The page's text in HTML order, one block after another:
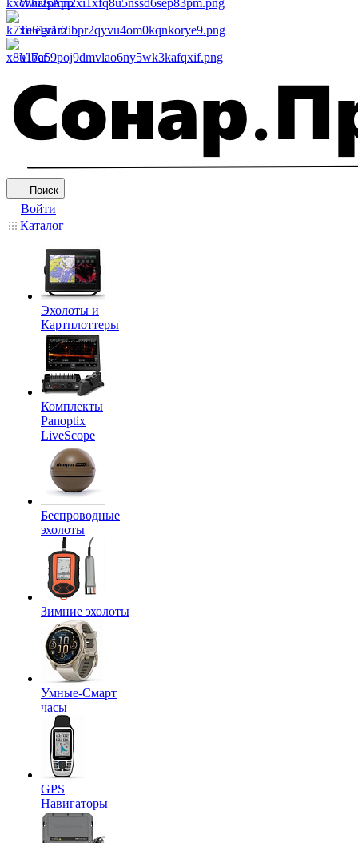
WhatsApp
Telegram
Viber
Поиск
Войти
Каталог
Эхолоты и
Картплоттеры
Комплекты
Panoptix
LiveScope
Беспроводные
эхолоты
Зимние эхолоты
Умные-Смарт
часы
GPS
Навигаторы